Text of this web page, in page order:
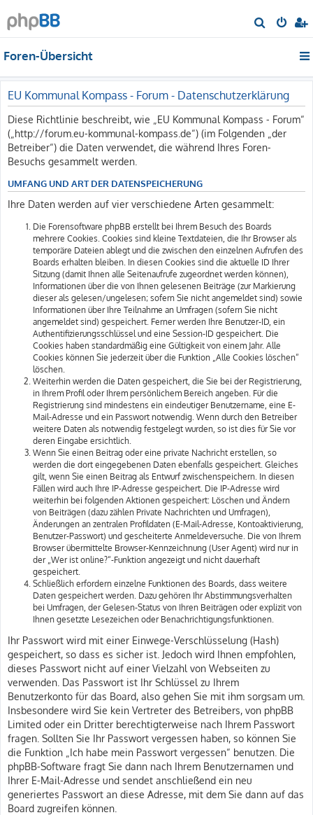
u
Foren-Übersicht
EU Kommunal Kompass - Forum - Datenschutzerklärung
Diese Richtlinie beschreibt, wie „EU Kommunal Kompass - Forum“
(„http://forum.eu-kommunal-kompass.de“) (im Folgenden „der
Betreiber“) die Daten verwendet, die während Ihres Foren-
Besuchs gesammelt werden.
UMFANG UND ART DER DATENSPEICHERUNG
Ihre Daten werden auf vier verschiedene Arten gesammelt:
Die Forensoftware phpBB erstellt bei Ihrem Besuch des Boards
mehrere Cookies. Cookies sind kleine Textdateien, die Ihr Browser als
temporäre Dateien ablegt und die zwischen den einzelnen Aufrufen des
Boards erhalten bleiben. In diesen Cookies sind die aktuelle ID Ihrer
Sitzung (damit Ihnen alle Seitenaufrufe zugeordnet werden können),
Informationen über die von Ihnen gelesenen Beiträge (zur Markierung
dieser als gelesen/ungelesen; sofern Sie nicht angemeldet sind) sowie
Informationen über Ihre Teilnahme an Umfragen (sofern Sie nicht
angemeldet sind) gespeichert. Ferner werden Ihre Benutzer-ID, ein
Authentifizierungsschlüssel und eine Session-ID gespeichert. Die
Cookies haben standardmäßig eine Gültigkeit von einem Jahr. Alle
Cookies können Sie jederzeit über die Funktion „Alle Cookies löschen“
löschen.
Weiterhin werden die Daten gespeichert, die Sie bei der Registrierung,
in Ihrem Profil oder Ihrem persönlichem Bereich angeben. Für die
Registrierung sind mindestens ein eindeutiger Benutzername, eine E-
Mail-Adresse und ein Passwort notwendig. Wenn durch den Betreiber
weitere Daten als notwendig festgelegt wurden, so ist dies für Sie vor
deren Eingabe ersichtlich.
Wenn Sie einen Beitrag oder eine private Nachricht erstellen, so
werden die dort eingegebenen Daten ebenfalls gespeichert. Gleiches
gilt, wenn Sie einen Beitrag als Entwurf zwischenspeichern. In diesen
Fällen wird auch Ihre IP-Adresse gespeichert. Die IP-Adresse wird
weiterhin bei folgenden Aktionen gespeichert: Löschen und Ändern
von Beiträgen (dazu zählen Private Nachrichten und Umfragen),
Änderungen an zentralen Profildaten (E-Mail-Adresse, Kontoaktivierung,
Benutzer-Passwort) und gescheiterte Anmeldeversuche. Die von Ihrem
Browser übermittelte Browser-Kennzeichnung (User Agent) wird nur in
der „Wer ist online?“-Funktion angezeigt und nicht dauerhaft
gespeichert.
Schließlich erfordern einzelne Funktionen des Boards, dass weitere
Daten gespeichert werden. Dazu gehören Ihr Abstimmungsverhalten
bei Umfragen, der Gelesen-Status von Ihren Beiträgen oder explizit von
Ihnen gesetzte Lesezeichen oder Benachrichtigungsfunktionen.
Ihr Passwort wird mit einer Einwege-Verschlüsselung (Hash)
gespeichert, so dass es sicher ist. Jedoch wird Ihnen empfohlen,
dieses Passwort nicht auf einer Vielzahl von Webseiten zu
verwenden. Das Passwort ist Ihr Schlüssel zu Ihrem
Benutzerkonto für das Board, also gehen Sie mit ihm sorgsam um.
Insbesondere wird Sie kein Vertreter des Betreibers, von phpBB
Limited oder ein Dritter berechtigterweise nach Ihrem Passwort
fragen. Sollten Sie Ihr Passwort vergessen haben, so können Sie
die Funktion „Ich habe mein Passwort vergessen“ benutzen. Die
phpBB-Software fragt Sie dann nach Ihrem Benutzernamen und
Ihrer E-Mail-Adresse und sendet anschließend ein neu
generiertes Passwort an diese Adresse, mit dem Sie dann auf das
Board zugreifen können.